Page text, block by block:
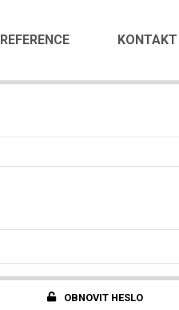
REFERENCE KONTAKT
OBNOVIT HESLO